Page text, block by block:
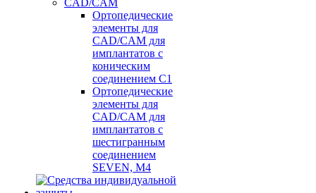
CAD/CAM
Ортопедические
элементы для
CAD/CAM для
имплантатов с
коническим
соединением С1
Ортопедические
элементы для
CAD/CAM для
имплантатов с
шестигранным
соединением
SEVEN, М4